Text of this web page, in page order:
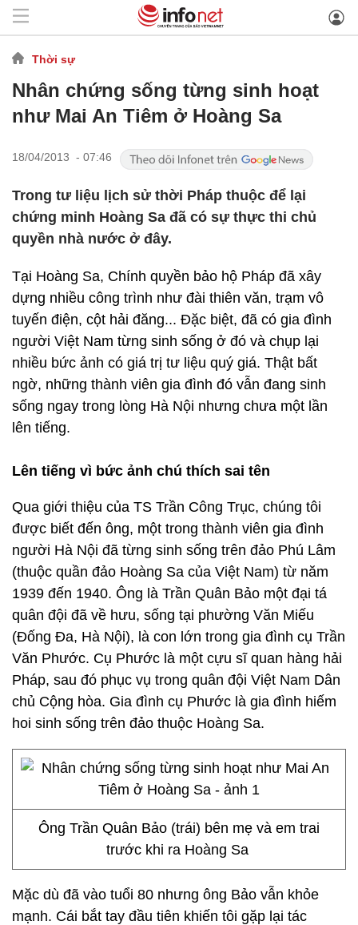
Thời sự
Nhân chứng sống từng sinh hoạt
như Mai An Tiêm ở Hoàng Sa
18/04/2013 - 07:46
Trong tư liệu lịch sử thời Pháp thuộc để lại
chứng minh Hoàng Sa đã có sự thực thi chủ
quyền nhà nước ở đây.
Tại Hoàng Sa, Chính quyền bảo hộ Pháp đã xây
dựng nhiều công trình như đài thiên văn, trạm vô
tuyến điện, cột hải đăng... Đặc biệt, đã có gia đình
người Việt Nam từng sinh sống ở đó và chụp lại
nhiều bức ảnh có giá trị tư liệu quý giá. Thật bất
ngờ, những thành viên gia đình đó vẫn đang sinh
sống ngay trong lòng Hà Nội nhưng chưa một lần
lên tiếng.
Lên tiếng vì bức ảnh chú thích sai tên
Qua giới thiệu của TS Trần Công Trục, chúng tôi
được biết đến ông, một trong thành viên gia đình
người Hà Nội đã từng sinh sống trên đảo Phú Lâm
(thuộc quần đảo Hoàng Sa của Việt Nam) từ năm
1939 đến 1940. Ông là Trần Quân Bảo một đại tá
quân đội đã về hưu, sống tại phường Văn Miếu
(Đống Đa, Hà Nội), là con lớn trong gia đình cụ Trần
Văn Phước. Cụ Phước là một cựu sĩ quan hàng hải
Pháp, sau đó phục vụ trong quân đội Việt Nam Dân
chủ Cộng hòa. Gia đình cụ Phước là gia đình hiếm
hoi sinh sống trên đảo thuộc Hoàng Sa.
Ông Trần Quân Bảo (trái) bên mẹ và em trai
trước khi ra Hoàng Sa
Mặc dù đã vào tuổi 80 nhưng ông Bảo vẫn khỏe
mạnh. Cái bắt tay đầu tiên khiến tôi gặp lại tác